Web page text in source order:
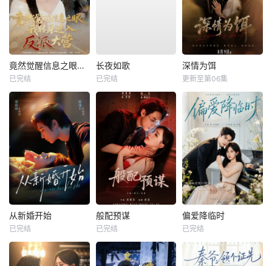
竟然觉醒信息之眼，我转身进入反派大营
已完结
长夜如歌
已完结
深情为饵
更新至第06集
从新婚开始
已完结
般配预谋
已完结
偏爱降临时
已完结